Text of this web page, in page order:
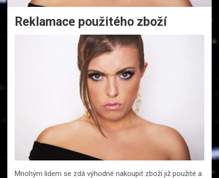
Reklamace použitého zboží
Mnohým lidem se zdá výhodné nakoupit zboží již použité a